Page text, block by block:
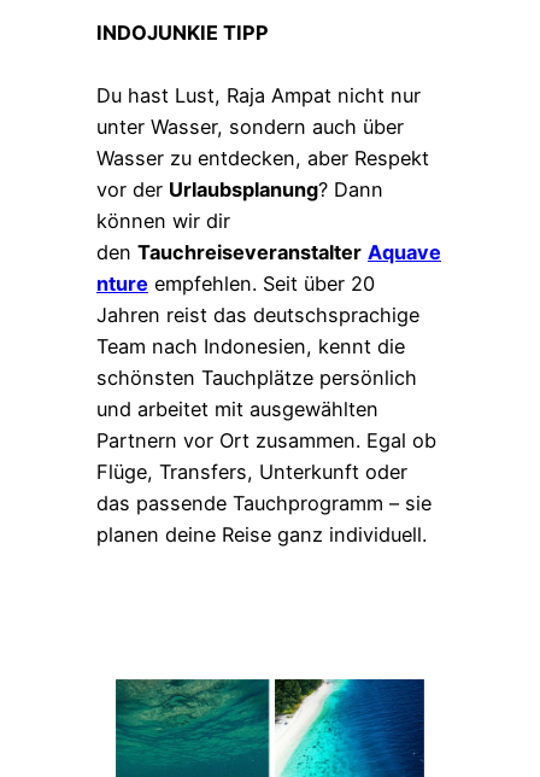
INDOJUNKIE TIPP
Du hast Lust, Raja Ampat nicht nur
unter Wasser, sondern auch über
Wasser zu entdecken, aber Respekt
vor der Urlaubsplanung? Dann
können wir dir
den Tauchreiseveranstalter Aquave
nture empfehlen. Seit über 20
Jahren reist das deutschsprachige
Team nach Indonesien, kennt die
schönsten Tauchplätze persönlich
und arbeitet mit ausgewählten
Partnern vor Ort zusammen. Egal ob
Flüge, Transfers, Unterkunft oder
das passende Tauchprogramm – sie
planen deine Reise ganz individuell.